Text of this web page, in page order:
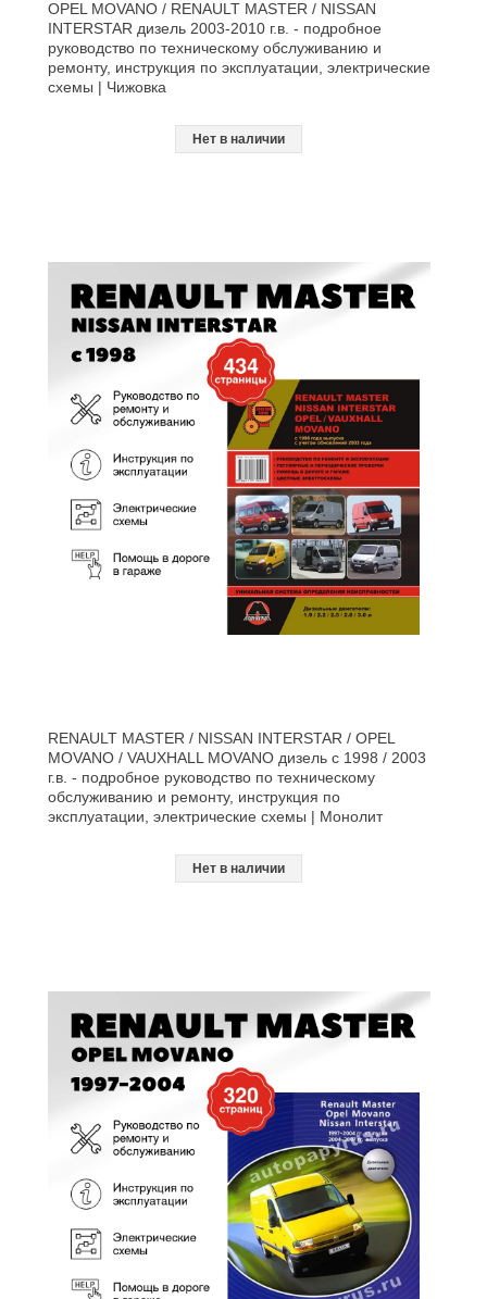
OPEL MOVANO / RENAULT MASTER / NISSAN
INTERSTAR дизель 2003-2010 г.в. - подробное
руководство по техническому обслуживанию и
ремонту, инструкция по эксплуатации, электрические
схемы | Чижовка
Нет в наличии
RENAULT MASTER / NISSAN INTERSTAR / OPEL
MOVANO / VAUXHALL MOVANO дизель с 1998 / 2003
г.в. - подробное руководство по техническому
обслуживанию и ремонту, инструкция по
эксплуатации, электрические схемы | Монолит
Нет в наличии